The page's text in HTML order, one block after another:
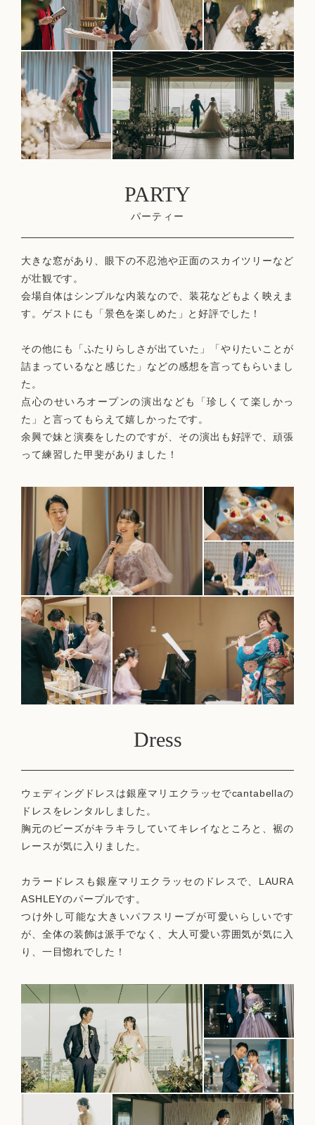
PARTY
パーティー
大きな窓があり、眼下の不忍池や正面のスカイツリーなど
が壮観です。
会場自体はシンプルな内装なので、装花などもよく映えま
す。ゲストにも「景色を楽しめた」と好評でした！
その他にも「ふたりらしさが出ていた」「やりたいことが
詰まっているなと感じた」などの感想を言ってもらいまし
た。
点心のせいろオープンの演出なども「珍しくて楽しかっ
た」と言ってもらえて嬉しかったです。
余興で妹と演奏をしたのですが、その演出も好評で、頑張
って練習した甲斐がありました！
Dress
ウェディングドレスは銀座マリエクラッセでcantabellaの
ドレスをレンタルしました。
胸元のビーズがキラキラしていてキレイなところと、裾の
レースが気に入りました。
カラードレスも銀座マリエクラッセのドレスで、LAURA
ASHLEYのパープルです。
つけ外し可能な大きいパフスリーブが可愛いらしいです
が、全体の装飾は派手でなく、大人可愛い雰囲気が気に入
り、一目惚れでした！